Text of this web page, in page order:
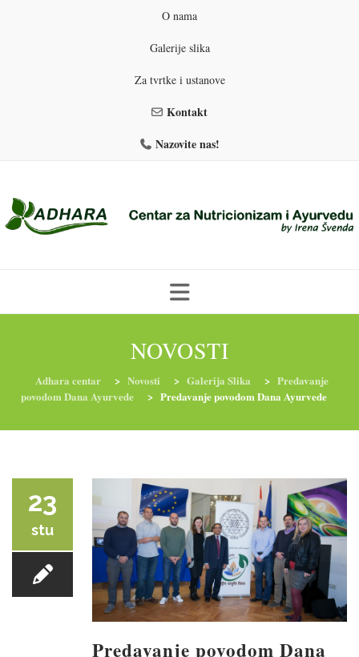
O nama
Galerije slika
Za tvrtke i ustanove
Kontakt
Nazovite nas!
PROGRAMI PREHRANE PRIRODNO MRŠAVLJENJE
YOGA I TRENINZI
NOVOSTI
Adhara centar > Novosti > Galerija Slika > Predavanje
povodom Dana Ayurvede
> Predavanje povodom Dana Ayurvede
23
stu
Predavanje povodom Dana